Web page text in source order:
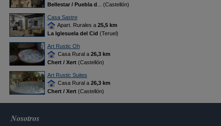
Bellestar / Puebla d ... (Castellón)
Casa Sastre
Apart. Rurales a 25,5 km
La Iglesuela del Cid (Teruel)
Art Rustic Oh
Casa Rural a 26,3 km
Chert / Xert(Castellón)
Art Rustic Suites
Casa Rural a 26,3 km
Chert / Xert(Castellón)
Nosotros